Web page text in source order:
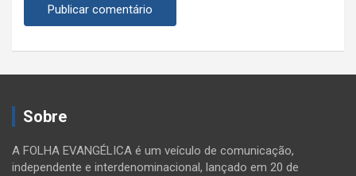
Sobre
A FOLHA EVANGÉLICA é um veículo de comunicação,
independente e interdenominacional, lançado em 20 de